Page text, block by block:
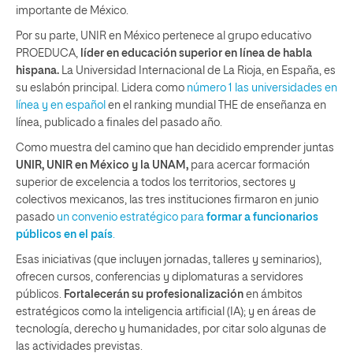
importante de México.
Por su parte, UNIR en México pertenece al grupo educativo
PROEDUCA, líder en educación superior en línea de habla
hispana. La Universidad Internacional de La Rioja, en España, es
su eslabón principal. Lidera como número 1 las universidades en
línea y en español en el ranking mundial THE de enseñanza en
línea, publicado a finales del pasado año.
Como muestra del camino que han decidido emprender juntas
UNIR, UNIR en México y la UNAM, para acercar formación
superior de excelencia a todos los territorios, sectores y
colectivos mexicanos, las tres instituciones firmaron en junio
pasado un convenio estratégico para formar a funcionarios
públicos en el país.
Esas iniciativas (que incluyen jornadas, talleres y seminarios),
ofrecen cursos, conferencias y diplomaturas a servidores
públicos. Fortalecerán su profesionalización en ámbitos
estratégicos como la inteligencia artificial (IA); y en áreas de
tecnología, derecho y humanidades, por citar solo algunas de
las actividades previstas.